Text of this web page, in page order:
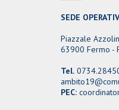
SEDE
Piazzale
63900 Fermo -
Tel.
PEC: